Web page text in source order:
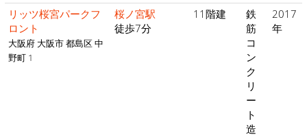
リッツ桜宮パークフ
ロント
大阪府 大阪市 都島区 中
野町 1
桜ノ宮駅
徒歩7分
11階建
鉄
筋
コ
ン
ク
リ
ー
ト
造
2017
年